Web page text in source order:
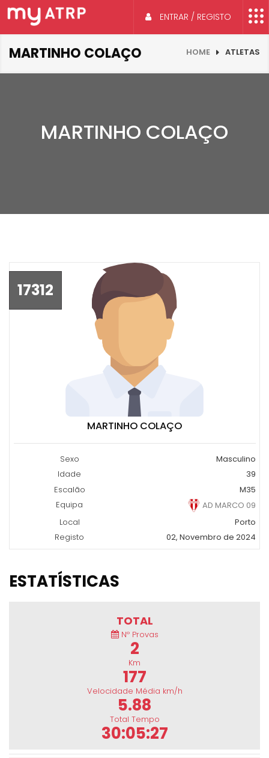
ENTRAR / REGISTO
MARTINHO COLAÇO HOME ATLETAS
MARTINHO COLAÇO
17312
MARTINHO COLAÇO
Sexo
Masculino
Idade
39
Escalão
M35
Equipa
AD MARCO 09
Local
Porto
Registo
02, Novembro de 2024
ESTATÍSTICAS
TOTAL
Nº Provas
2
Km
177
Velocidade Média km/h
5.88
Total Tempo
30:05:27